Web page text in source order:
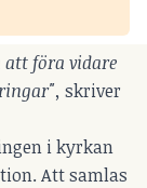
att föra vidare
skriver
i kyrkan
Att samlas